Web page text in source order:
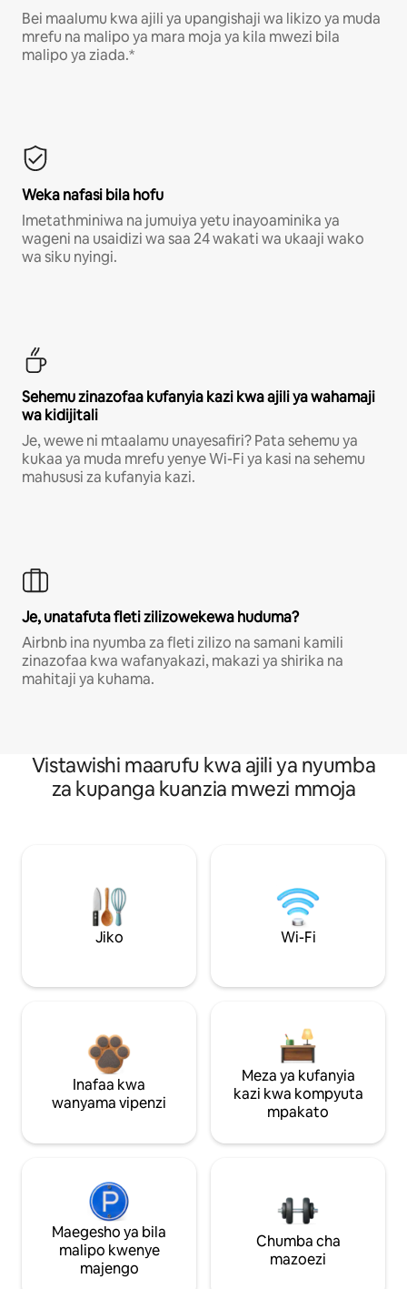
Bei maalumu kwa ajili ya upangishaji wa likizo ya muda
mrefu na malipo ya mara moja ya kila mwezi bila
malipo ya ziada.*
Weka nafasi bila hofu
Imetathminiwa na jumuiya yetu inayoaminika ya
wageni na usaidizi wa saa 24 wakati wa ukaaji wako
wa siku nyingi.
Sehemu zinazofaa kufanyia kazi kwa ajili ya wahamaji
wa kidijitali
Je, wewe ni mtaalamu unayesafiri? Pata sehemu ya
kukaa ya muda mrefu yenye Wi-Fi ya kasi na sehemu
mahususi za kufanyia kazi.
Je, unatafuta fleti zilizowekewa huduma?
Airbnb ina nyumba za fleti zilizo na samani kamili
zinazofaa kwa wafanyakazi, makazi ya shirika na
mahitaji ya kuhama.
Vistawishi maarufu kwa ajili ya nyumba
za kupanga kuanzia mwezi mmoja
Jiko Wi-Fi
Inafaa kwa
wanyama vipenzi
Meza ya kufanyia
kazi kwa kompyuta
mpakato
Maegesho ya bila
malipo kwenye
majengo
Chumba cha
mazoezi